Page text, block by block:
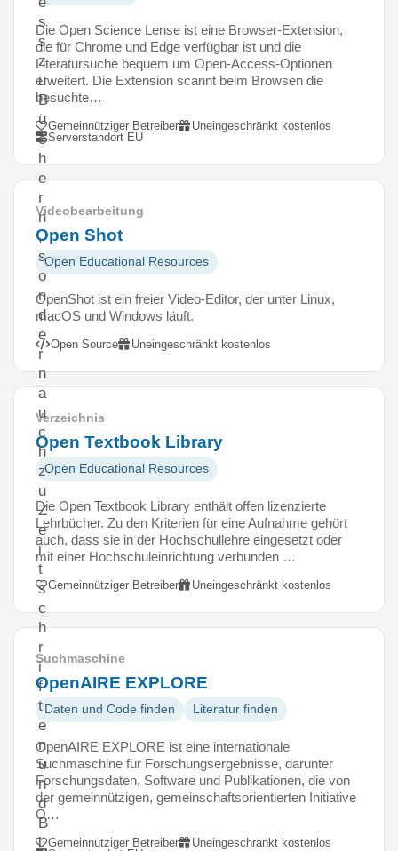
s
s
z
u
B
ü
c
h
e
r
n
,
s
o
n
d
e
r
n
a
u
c
h
z
u
Z
e
i
t
s
c
h
r
i
f
t
e
n
u
n
d
B
l
Die Open Science Lense ist eine Browser-Extension,
die für Chrome und Edge verfügbar ist und die
Literatursuche bequem um Open-Access-Optionen
erweitert. Die Extension scannt beim Browsen die
besuchte…
Gemeinnütziger Betreiber
Uneingeschränkt kostenlos
Serverstandort EU
Videobearbeitung
Open Shot
Open Educational Resources
OpenShot ist ein freier Video-Editor, der unter Linux,
macOS und Windows läuft.
Open Source Uneingeschränkt kostenlos
Verzeichnis
Open Textbook Library
Open Educational Resources
Die Open Textbook Library enthält offen lizenzierte
Lehrbücher. Zu den Kriterien für eine Aufnahme gehört
auch, dass sie in der Hochschullehre eingesetzt oder
mit einer Hochschuleinrichtung verbunden …
Gemeinnütziger Betreiber Uneingeschränkt kostenlos
Suchmaschine
OpenAIRE EXPLORE
Daten und Code finden Literatur finden
OpenAIRE EXPLORE ist eine internationale
Suchmaschine für Forschungsergebnisse, darunter
Forschungsdaten, Software und Publikationen, die von
der gemeinnützigen, gemeinschaftsorientierten Initiative
O…
Gemeinnütziger Betreiber
Uneingeschränkt kostenlos